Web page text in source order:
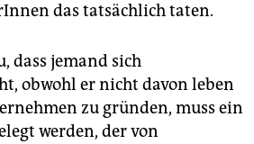
das tatsächlich taten.
dass jemand sich
obwohl er nicht davon leben
zu gründen, muss ein
werden, der von